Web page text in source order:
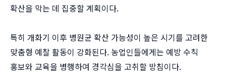
확산을 막는 데 집중할 계획이다.
특히 개화기 이후 병원균 확산 가능성이 높은 시기를 고려한
맞춤형 예찰 활동이 강화된다. 농업인들에게는 예방 수칙
홍보와 교육을 병행하여 경각심을 고취할 방침이다.